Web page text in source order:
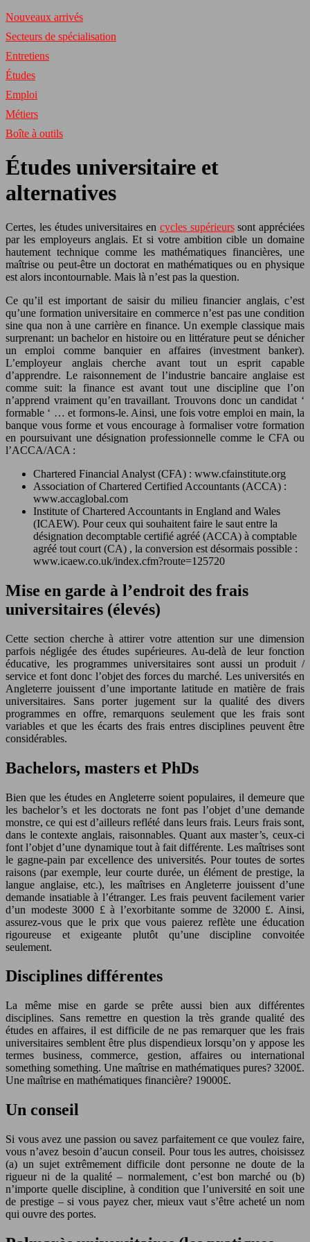
Nouveaux arrivés
Secteurs de spécialisation
Entretiens
Études
Emploi
Métiers
Boîte à outils
Études universitaire et
alternatives
Certes, les études universitaires en cycles supérieurssont appréciées
par les employeurs anglais. Et si votre ambition cible un domaine
hautement technique comme les mathématiques financières, une
maîtrise ou peut-être un doctorat en mathématiques ou en physique
est alors incontournable. Mais là n’est pas la question.
Ce qu’il est important de saisir du milieu financier anglais, c’est
qu’une formation universitaire en commerce n’est pas une condition
sine qua non à une carrière en finance. Un exemple classique mais
surprenant: un bachelor en histoire ou en littérature peut se dénicher
un emploi comme banquier en affaires (investment banker).
L’employeur anglais cherche avant tout un esprit capable
d’apprendre. Le raisonnement de l’industrie bancaire anglaise est
comme suit: la finance est avant tout une discipline que l’on
n’apprend vraiment qu’en travaillant. Trouvons donc un candidat ‘
formable ‘ … et formons-le. Ainsi, une fois votre emploi en main, la
banque vous forme et vous encourage à formaliser votre formation
en poursuivant une désignation professionnelle comme le CFA ou
l’ACCA/ACA :
Chartered Financial Analyst (CFA) : www.cfainstitute.org
Association of Chartered Certified Accountants (ACCA) :
www.accaglobal.com
Institute of Chartered Accountants in England and Wales
(ICAEW). Pour ceux qui souhaitent faire le saut entre la
désignation decomptable certifié agréé (ACCA) à comptable
agréé tout court (CA) , la conversion est désormais possible :
www.icaew.co.uk/index.cfm?route=125720
Mise en garde à l’endroit des frais
universitaires (élevés)
Cette section cherche à attirer votre attention sur une dimension
parfois négligée des études supérieures. Au-delà de leur fonction
éducative, les programmes universitaires sont aussi un produit /
service et font donc l’objet des forces du marché. Les universités en
Angleterre jouissent d’une importante latitude en matière de frais
universitaires. Sans porter jugement sur la qualité des divers
programmes en offre, remarquons seulement que les frais sont
variables et que les écarts des frais entres disciplines peuvent être
considérables.
Bachelors, masters et PhDs
Bien que les études en Angleterre soient populaires, il demeure que
les bachelor’s et les doctorats ne font pas l’objet d’une demande
monstre, ce qui est d’ailleurs reflété dans leurs frais. Leurs frais sont,
dans le contexte anglais, raisonnables. Quant aux master’s, ceux-ci
font l’objet d’une dynamique tout à fait différente. Les maîtrises sont
le gagne-pain par excellence des universités. Pour toutes de sortes
raisons (par exemple, leur courte durée, un élément de prestige, la
langue anglaise, etc.), les maîtrises en Angleterre jouissent d’une
demande insatiable à l’étranger. Les frais peuvent facilement varier
d’un modeste 3000 £ à l’exorbitante somme de 32000 £. Ainsi,
assurez-vous que le prix que vous paierez reflète une éducation
rigoureuse et exigeante plutôt qu’une discipline convoitée
seulement.
Disciplines différentes
La même mise en garde se prête aussi bien aux différentes
disciplines. Sans remettre en question la très grande qualité des
études en affaires, il est difficile de ne pas remarquer que les frais
universitaires semblent être plus dispendieux lorsqu’on y appose les
termes business, commerce, gestion, affaires ou international
something something. Une maîtrise en mathématiques pures? 3200£.
Une maîtrise en mathématiques financière? 19000£.
Un conseil
Si vous avez une passion ou savez parfaitement ce que voulez faire,
vous n’avez besoin d’aucun conseil. Pour tous les autres, choisissez
(a) un sujet extrêmement difficile dont personne ne doute de la
rigueur ni de la qualité – normalement, c’est bon marché ou (b)
n’importe quelle discipline, à condition que l’université en soit une
de prestige – si vous payez cher, mieux vaut s’être acheté un nom
qui ouvre des portes.